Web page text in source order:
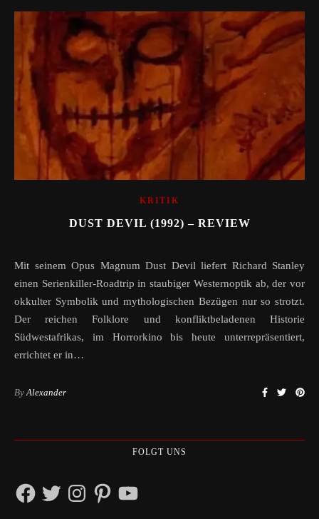
KRITIK
DUST DEVIL (1992) – REVIEW
Mit seinem Opus Magnum Dust Devil liefert Richard Stanley
einen Serienkiller-Roadtrip in staubiger Westernoptik ab, der vor
okkulter Symbolik und mythologischen Bezügen nur so strotzt.
Der reichen Folklore und konfliktbeladenen Historie
Südwestafrikas, im Horrorkino bis heute unterrepräsentiert,
errichtet er in…
ByAlexander
FOLGT UNS
FacebookTwitterInstagramPinterestYouTube